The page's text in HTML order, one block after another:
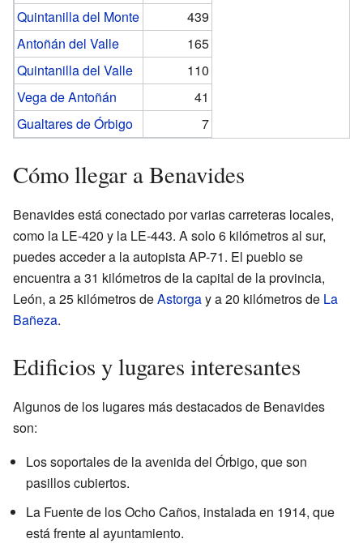
Quintanilla del Monte
439
Antoñán del Valle
165
Quintanilla del Valle
110
Vega de Antoñán
41
Gualtares de Órbigo
7
Cómo llegar a Benavides
Benavides está conectado por varias carreteras locales,
como la LE-420 y la LE-443. A solo 6 kilómetros al sur,
puedes acceder a la autopista AP-71. El pueblo se
encuentra a 31 kilómetros de la capital de la provincia,
León, a 25 kilómetros deAstorgay a 20 kilómetros de La
Bañeza.
Edificios y lugares interesantes
Algunos de los lugares más destacados de Benavides
son:
Los soportales de la avenida del Órbigo, que son
pasillos cubiertos.
La Fuente de los Ocho Caños, instalada en 1914, que
está frente al ayuntamiento.